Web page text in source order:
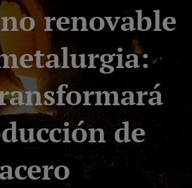
renovable
de
acero